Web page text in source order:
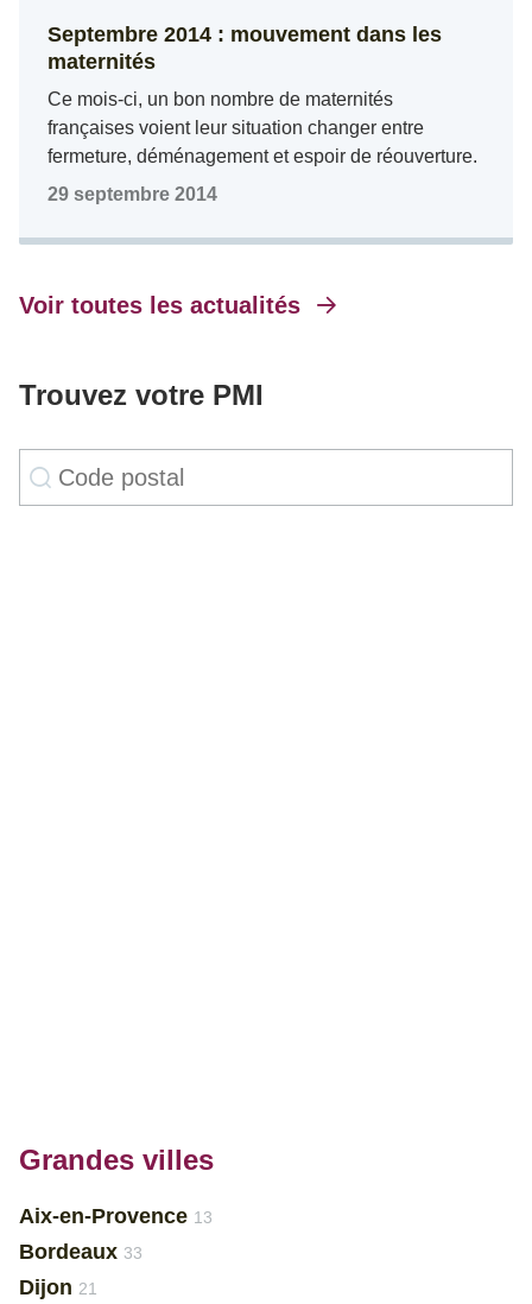
Voir toutes les actualités
Septembre 2014 : mouvement dans les
maternités
Ce mois-ci, un bon nombre de maternités
françaises voient leur situation changer entre
fermeture, déménagement et espoir de réouverture.
29 septembre 2014
Trouvez votre PMI
Grandes villes
Aix-en-Provence 13
Bordeaux 33
Dijon 21